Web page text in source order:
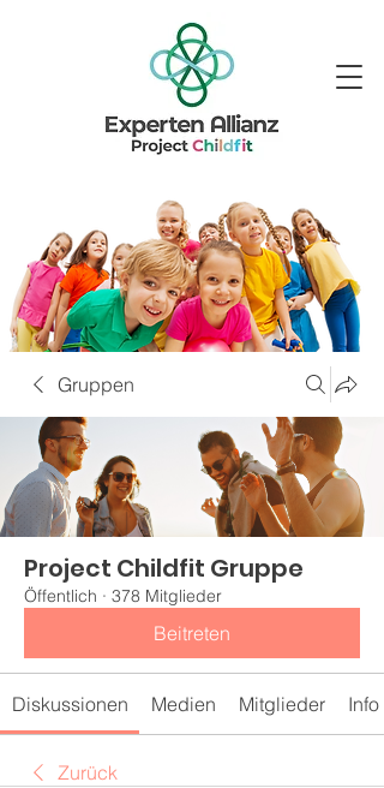
Gruppen
Project Childfit Gruppe
Öffentlich · 378 Mitglieder
Beitreten
Diskussionen Medien Mitglieder Info
Zurück